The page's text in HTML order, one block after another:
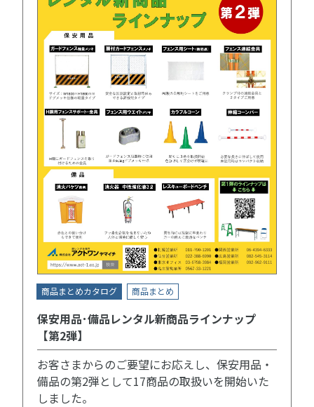
商品まとめカタログ 商品まとめ
保安用品･備品レンタル新商品ラインナップ
【第2弾】
お客さまからのご要望にお応えし、保安用品・
備品の第2弾として17商品の取扱いを開始いた
しました。